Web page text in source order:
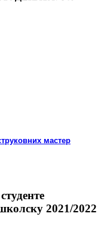
мастер
2021/2022